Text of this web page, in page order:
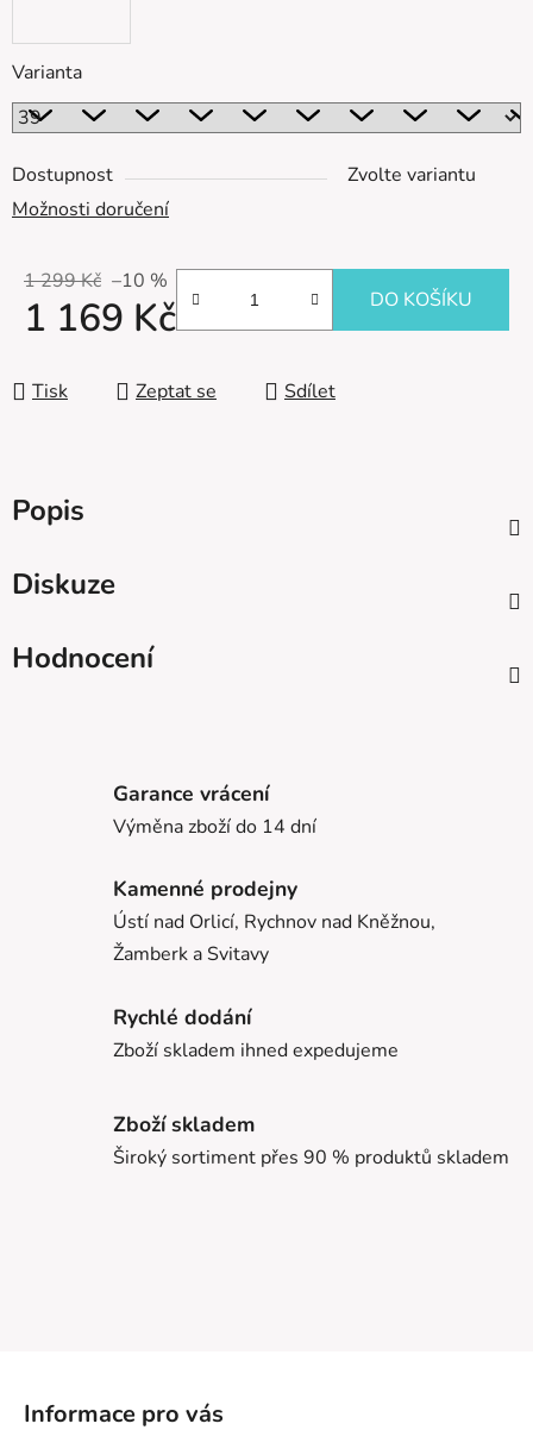
Varianta
Dostupnost
Zvolte variantu
Možnosti doručení
1 299 Kč –10 %
1 169 Kč DO KOŠÍKU
Tisk Zeptat se Sdílet
Popis
Diskuze
Hodnocení
Garance vrácení
Výměna zboží do 14 dní
Kamenné prodejny
Ústí nad Orlicí, Rychnov nad Kněžnou,
Žamberk a Svitavy
Rychlé dodání
Zboží skladem ihned expedujeme
Zboží skladem
Široký sortiment přes 90 % produktů skladem
Informace pro vás